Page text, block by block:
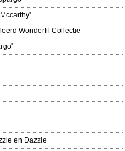
Wonderfil Collectie
en Dazzle